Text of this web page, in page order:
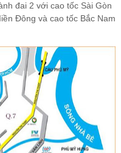
đai 2 với cao tốc Sài Gòn
Đông và cao tốc Bắc Nam